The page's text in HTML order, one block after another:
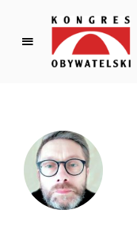
K
g
r
e
s
O